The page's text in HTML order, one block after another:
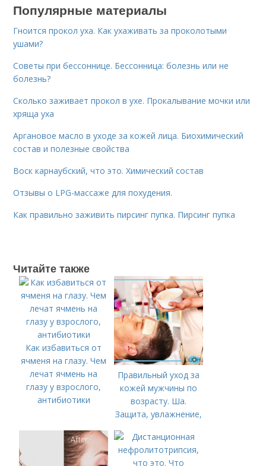
Популярные материалы
Гноится прокол уха. Как ухаживать за проколотыми
ушами?
Советы при бессоннице. Бессонница: болезнь или не
болезнь?
Сколько заживает прокол в ухе. Прокалывание мочки или
хряща уха
Аргановое масло в уходе за кожей лица. Биохимический
состав и полезные свойства
Воск карнаубский, что это. Химический состав
Отзывы о LPG-массаже для похудения.
Как правильно заживить пирсинг пупка. Пирсинг пупка
Читайте также
Как избавиться от
ячменя на глазу. Чем
лечат ячмень на
глазу у взрослого,
антибиотики
Правильный уход за
кожей мужчины по
возрасту. Ша.
Защита, увлажнение,